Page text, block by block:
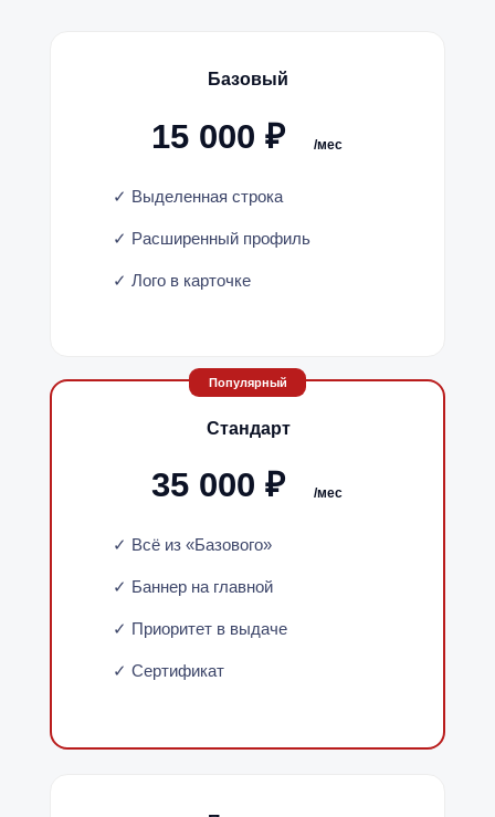
Базовый
15 000 ₽ /мес
✓ Выделенная строка
✓ Расширенный профиль
✓ Лого в карточке
Стандарт
35 000 ₽ /мес
✓ Всё из «Базового»
✓ Баннер на главной
✓ Приоритет в выдаче
✓ Сертификат
Популярный